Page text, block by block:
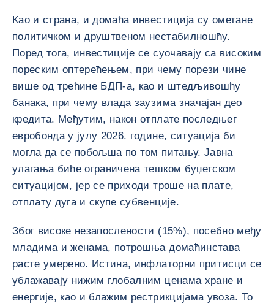
Као и страна, и домаћа инвестиција су ометане
политичком и друштвеном нестабилношћу.
Поред тога, инвестиције се суочавају са високим
пореским оптерећењем, при чему порези чине
више од трећине БДП-а, као и штедљивошћу
банака, при чему влада заузима значајан део
кредита. Међутим, након отплате последњег
евробонда у јулу 2026. године, ситуација би
могла да се побољша по том питању. Јавна
улагања биће ограничена тешком буџетском
ситуацијом, јер се приходи троше на плате,
отплату дуга и скупе субвенције.
Због високе незапослености (15%), посебно међу
младима и женама, потрошња домаћинстава
расте умерено. Истина, инфлаторни притисци се
ублажавају нижим глобалним ценама хране и
енергије, као и блажим рестрикцијама увоза. То